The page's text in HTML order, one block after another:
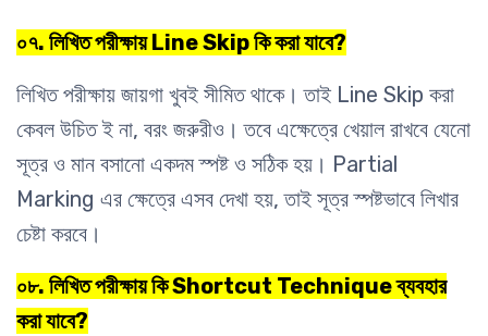
০৭. লিখিত পরীক্ষায় Line Skip কি করা যাবে?
লিখিত পরীক্ষায় জায়গা খুবই সীমিত থাকে। তাই Line Skip করা
কেবল উচিত ই না, বরং জরুরীও। তবে এক্ষেত্রে খেয়াল রাখবে যেনো
সূত্র ও মান বসানো একদম স্পষ্ট ও সঠিক হয়। Partial
Marking এর ক্ষেত্রে এসব দেখা হয়, তাই সূত্র স্পষ্টভাবে লিখার
চেষ্টা করবে।
০৮. লিখিত পরীক্ষায় কি Shortcut Technique ব্যবহার
করা যাবে?